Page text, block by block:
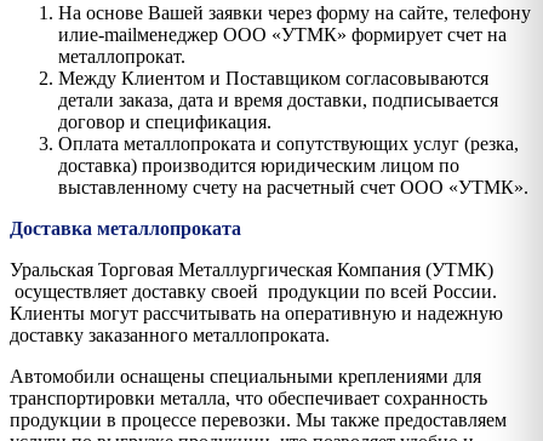
На основе Вашей заявки через форму на сайте, телефону
илиe-mailменеджер ООО «УТМК» формирует счет на
металлопрокат.
Между Клиентом и Поставщиком согласовываются
детали заказа, дата и время доставки, подписывается
договор и спецификация.
Оплата металлопроката и сопутствующих услуг (резка,
доставка) производится юридическим лицом по
выставленному счету на расчетный счет ООО «УТМК».
Доставка металлопроката
Уральская Торговая Металлургическая Компания (УТМК)
осуществляет доставку своей продукции по всей России.
Клиенты могут рассчитывать на оперативную и надежную
доставку заказанного металлопроката.
Автомобили оснащены специальными креплениями для
транспортировки металла, что обеспечивает сохранность
продукции в процессе перевозки. Мы также предоставляем